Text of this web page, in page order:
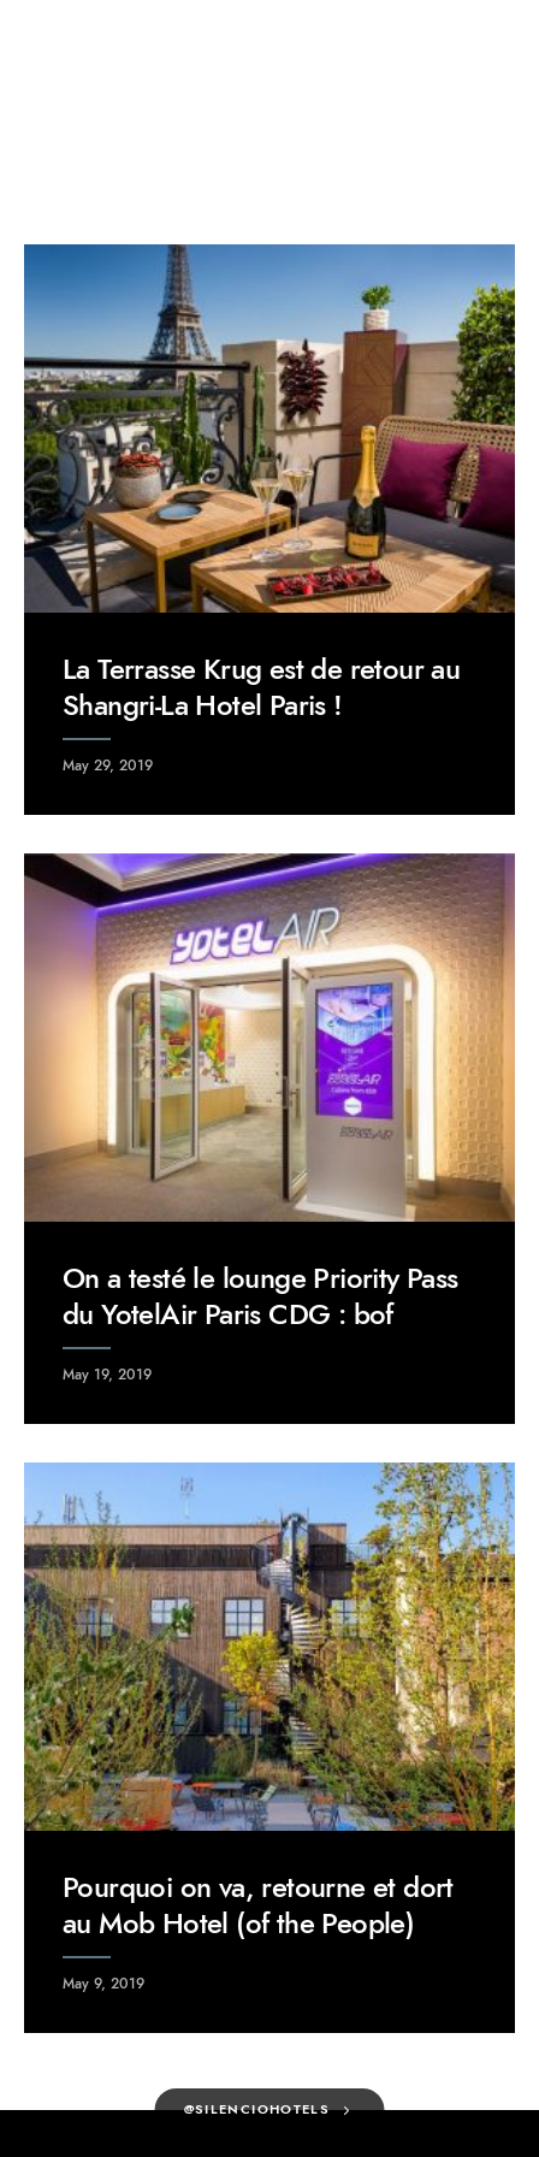
La Terrasse Krug est de retour au
Shangri-La Hotel Paris !
May 29, 2019
On a testé le lounge Priority Pass
du YotelAir Paris CDG : bof
May 19, 2019
Pourquoi on va, retourne et dort
au Mob Hotel (of the People)
May 9, 2019
@SILENCIOHOTELS